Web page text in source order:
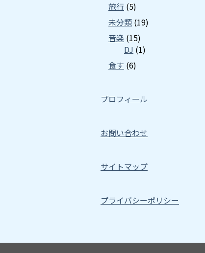
旅行 (5)
未分類 (19)
音楽 (15)
DJ (1)
食す (6)
プロフィール
お問い合わせ
サイトマップ
プライバシーポリシー